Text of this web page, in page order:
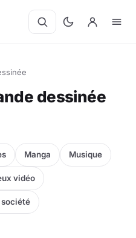
dessinée
Manga Musique
vidéo
société